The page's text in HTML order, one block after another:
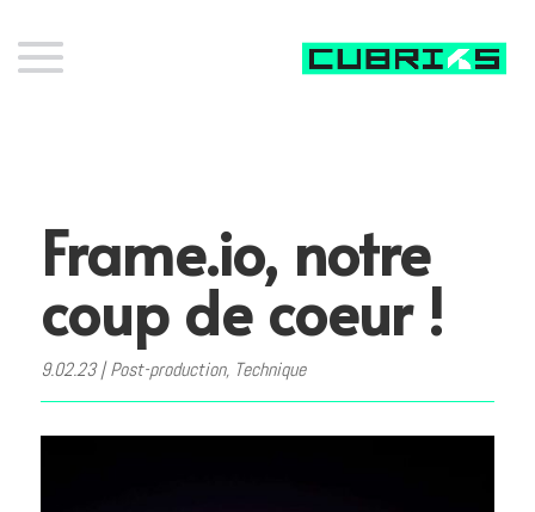
Frame.io, notre
coup de coeur !
9.02.23|Post-production, Technique